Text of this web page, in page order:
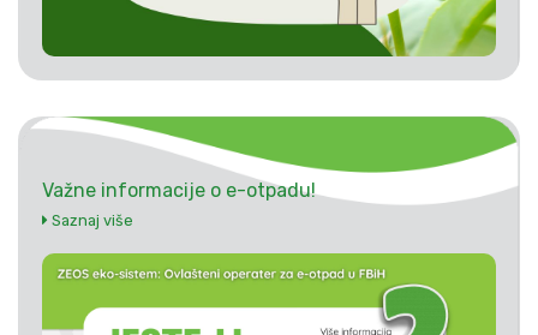
Važne informacije o e-otpadu!
Saznaj više